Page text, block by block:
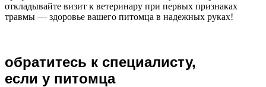
откладывайте визит к ветеринару при первых признаках
травмы — здоровье вашего питомца в надежных руках!
обратитесь к специалисту,
если у питомца